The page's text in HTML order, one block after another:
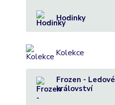
Hodinky
Kolekce
Frozen - Ledové
království